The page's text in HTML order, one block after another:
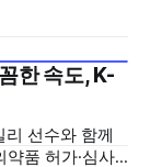
한 속도, K-
선수와 함께